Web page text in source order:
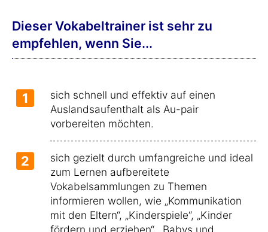
Dieser Vokabeltrainer ist sehr zu
empfehlen, wenn Sie...
1
sich schnell und effektiv auf einen
Auslandsaufenthalt als Au-pair
vorbereiten möchten.
2
sich gezielt durch umfangreiche und ideal
zum Lernen aufbereitete
Vokabelsammlungen zu Themen
informieren wollen, wie „Kommunikation
mit den Eltern“, „Kinderspiele“, „Kinder
fördern und erziehen“, „Babys und